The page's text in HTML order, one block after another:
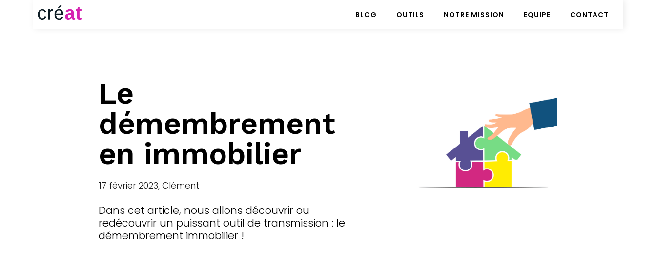
EQUIPE CONTACT
BLOG OUTILS NOTRE MISSION
Le
démembrement
en immobilier
17 février 2023, Clément
Dans cet article, nous allons découvrir ou
redécouvrir un puissant outil de transmission : le
démembrement immobilier !